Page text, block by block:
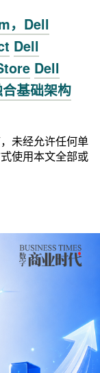
，Dell
Dell
Dell
基础架构
未经允许任何单
使用本文全部或